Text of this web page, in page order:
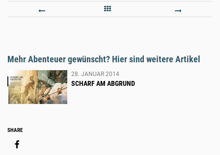
SCHARF
Mehr Abenteuer gewünscht? Hier sind weitere Artikel
28. JANUAR 2014
SCHARF AM ABGRUND
Social
Media
Share
SHARE